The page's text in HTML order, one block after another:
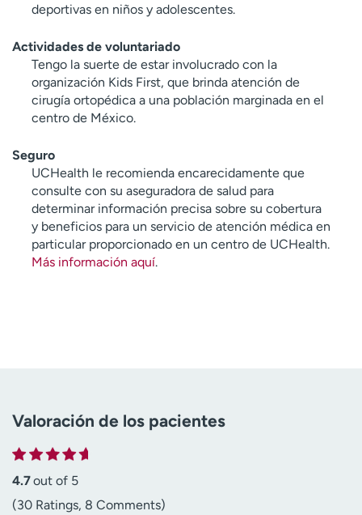
deportivas en niños y adolescentes.
Actividades de voluntariado
Tengo la suerte de estar involucrado con la
organización Kids First, que brinda atención de
cirugía ortopédica a una población marginada en el
centro de México.
Seguro
UCHealth le recomienda encarecidamente que
consulte con su aseguradora de salud para
determinar información precisa sobre su cobertura
y beneficios para un servicio de atención médica en
particular proporcionado en un centro de UCHealth.
Más información aquí.
Valoración de los pacientes
4.7out of 5
(30 Ratings, 8 Comments)